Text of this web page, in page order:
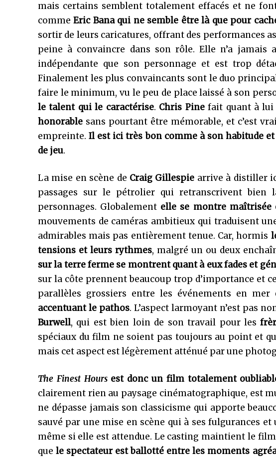
mais certains semblent totalement effacés et ne
comme Eric Bana qui ne semble être là que pour
sortir de leurs caricatures, offrant des performances
peine à convaincre dans son rôle. Elle n’a
indépendante que son personnage et est trop
Finalement les plus convaincants sont le duo
faire le minimum, vu le peu de place laissé à son
le talent qui le caractérise. Chris Pinefait quant à lui
honorable sans pourtant être mémorable, et c’est
empreinte.Il est ici très bon comme à son habitude
de jeu.
La mise en scène de Craig Gillespie arrive à distiller
passages sur le pétrolier qui retranscrivent bien
personnages. Globalement elle se montre maîtrisée
mouvements de caméras ambitieux qui traduisent
admirables mais pas entièrement tenue. Car, hormis
tensions et leurs rythmes, malgré un ou deux
sur la terre ferme se montrent quant à eux fades et
sur la côte prennent beaucoup trop d’importance et
parallèles grossiers entre les événements en mer
accentuant le pathos. L’aspect larmoyant n’est pas
Burwell, qui est bien loin de son travail pour les
spéciaux du film ne soient pas toujours au point et
mais cet aspect est légèrement atténué par une
The Finest Hours est donc un film totalement
clairement rien au paysage cinématographique, est
ne dépasse jamais son classicisme qui apporte
sauvé par une mise en scène qui à ses fulgurances
même si elle est attendue. Le casting maintient le
quele spectateur est ballotté entre les moments